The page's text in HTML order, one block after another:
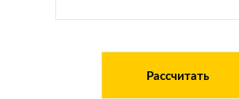
Рассчитать